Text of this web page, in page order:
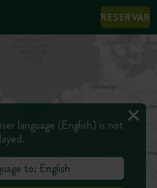
RESERVAR
language (English) is not
to: English